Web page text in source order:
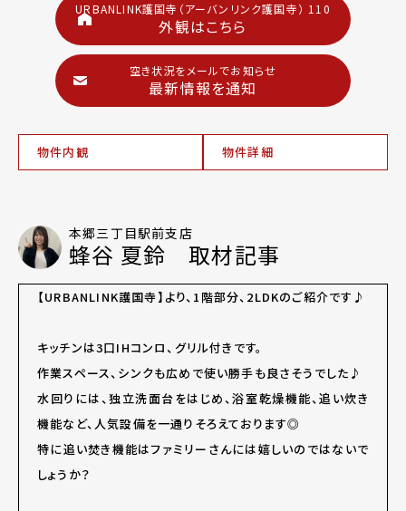
URBANLINK護国寺（アーバンリンク護国寺） 110
外観はこちら
空き状況をメールでお知らせ
最新情報を通知
物件内観 物件詳細
本郷三丁目駅前支店
蜂谷 夏鈴 取材記事
【URBANLINK護国寺】より、1階部分、2LDKのご紹介です♪
キッチンは3口IHコンロ、グリル付きです。
作業スペース、シンクも広めで使い勝手も良さそうでした♪
水回りには、独立洗面台をはじめ、浴室乾燥機能、追い炊き
機能など、人気設備を一通りそろえております◎
特に追い焚き機能はファミリーさんには嬉しいのではないで
しょうか？